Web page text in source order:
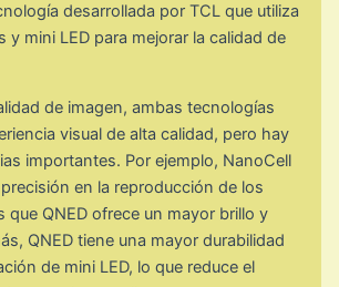
desarrollada por TCL que utiliza
y mini LED para mejorar la calidad de
de imagen, ambas tecnologías
visual de alta calidad, pero hay
importantes. Por ejemplo, NanoCell
en la reproducción de los
que QNED ofrece un mayor brillo y
QNED tiene una mayor durabilidad
de mini LED, lo que reduce el